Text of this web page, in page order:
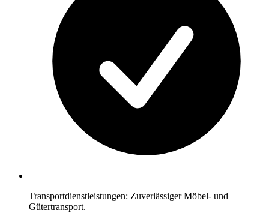
Transportdienstleistungen: Zuverlässiger Möbel- und
Gütertransport.